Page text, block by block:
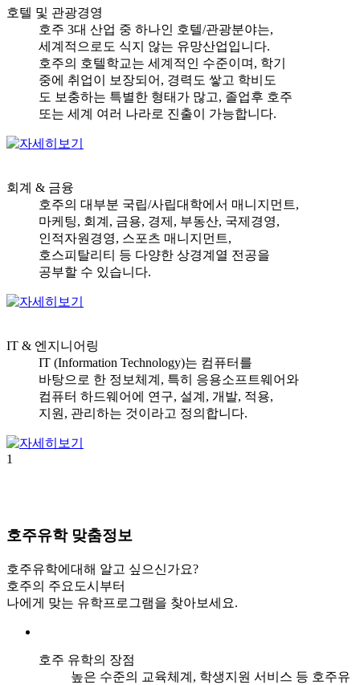
호텔 및 관광경영
호주 3대 산업 중 하나인 호텔/관광분야는,
세계적으로도 식지 않는 유망산업입니다.
호주의 호텔학교는 세계적인 수준이며, 학기
중에 취업이 보장되어, 경력도 쌓고 학비도
도 보충하는 특별한 형태가 많고, 졸업후 호주
또는 세계 여러 나라로 진출이 가능합니다.
회계 & 금융
호주의 대부분 국립/사립대학에서 매니지먼트,
마케팅, 회계, 금용, 경제, 부동산, 국제경영,
인적자원경영, 스포츠 매니지먼트,
호스피탈리티 등 다양한 상경계열 전공을
공부할 수 있습니다.
IT & 엔지니어링
IT (Information Technology)는 컴퓨터를
바탕으로 한 정보체계, 특히 응용소프트웨어와
컴퓨터 하드웨어에 연구, 설계, 개발, 적용,
지원, 관리하는 것이라고 정의합니다.
1
호주유학 맞춤정보
호주유학에대해 알고 싶으신가요?
호주의 주요도시부터
나에게 맞는 유학프로그램을 찾아보세요.
호주 유학의 장점
높은 수준의 교육체계, 학생지원 서비스 등 호주유